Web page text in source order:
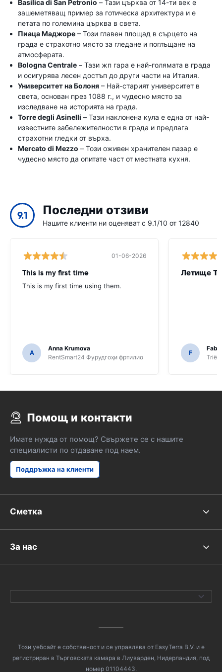
Basilica di San Petronio – Тази църква от 14-ти век е
зашеметяващ пример за готическа архитектура и е
петата по големина църква в света.
Пиаца Маджоре – Този главен площад в сърцето на
града е страхотно място за гледане и поглъщане на
атмосферата.
Bologna Centrale – Тази жп гара е най-голямата в града
и осигурява лесен достъп до други части на Италия.
Университет на Болоня – Най-старият университет в
света, основан през 1088 г., и чудесно място за
изследване на историята на града.
Torre degli Asinelli – Тази наклонена кула е една от най-
известните забележителности в града и предлага
страхотни гледки от върха.
Mercato di Mezzo – Този оживен хранителен пазар е
чудесно място да опитате част от местната кухня.
9.1 Последни отзиви
Нашите клиенти ни оценяват с 9.1/10 от 12840
01-06-2026
This is my first time
This is my first time using them.
A
Anna Krumova
RentSmart24 Фурудгоҳи фртилио
Летище
F
Помощ и контакти
Имате нужда от помощ? Свържете се с нашите
специалисти по отдаване под наем.
Поддръжка на клиенти
Сметка
За нас
Този уебсайт е собственост и се управлява от EasyTerra B.V. и е
регистриран в Търговската камара в Лиуварден, Нидерландия, под
номер 01104443.